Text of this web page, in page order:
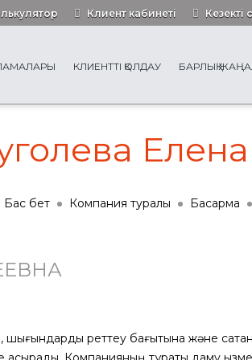
Клиент кабинеті Кезекті
КЛИЕНТТІ ҚОЛДАУ БАРЛЫҚ
Бас бет Компания туралы Басқарма
шығындарды реттеу бағытына және